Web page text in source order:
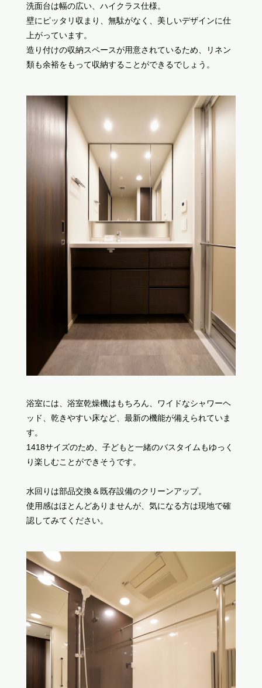
洗面台は幅の広い、ハイクラス仕様。
壁にピッタリ収まり、無駄がなく、美しいデザインに仕
上がっています。
造り付けの収納スペースが用意されているため、リネン
類も余裕をもって収納することができるでしょう。
浴室には、浴室乾燥機はもちろん、ワイドなシャワーヘ
ッド、乾きやすい床など、最新の機能が備えられていま
す。
1418サイズのため、子どもと一緒のバスタイムもゆっく
り楽しむことができそうです。
水回りは部品交換＆既存設備のクリーンアップ。
使用感はほとんどありませんが、気になる方は現地で確
認してみてください。